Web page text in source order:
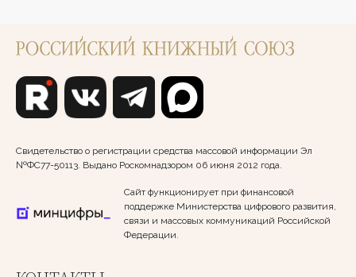
Свидетельство о регистрации средства массовой информации Эл
№ФС77-50113. Выдано Роскомнадзором 06 июня 2012 года.
Сайт функционирует при финансовой
поддержке Министерства цифрового развития,
связи и массовых коммуникаций Российской
Федерации.